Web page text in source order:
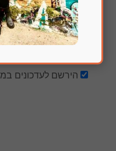
הירשם לעדכונים